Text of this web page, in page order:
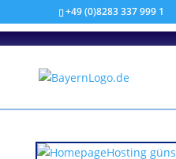
+49 (0)8283 337 999 1